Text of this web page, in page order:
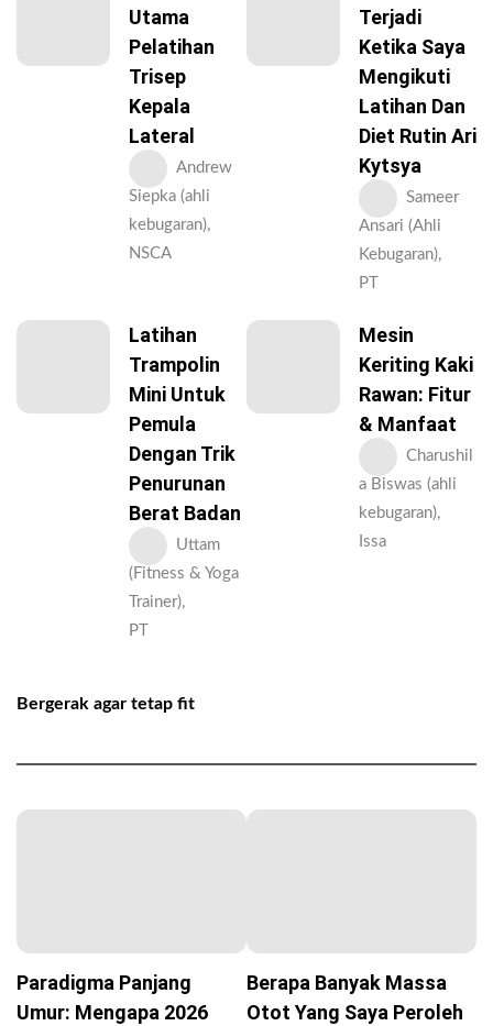
Utama
Pelatihan
Trisep
Kepala
Lateral
Andrew
Siepka (ahli
kebugaran),
NSCA
Terjadi
Ketika Saya
Mengikuti
Latihan Dan
Diet Rutin Ari
Kytsya
Sameer
Ansari (Ahli
Kebugaran),
PT
Latihan
Trampolin
Mini Untuk
Pemula
Dengan Trik
Penurunan
Berat Badan
Uttam
(Fitness & Yoga
Trainer),
PT
Mesin
Keriting Kaki
Rawan: Fitur
& Manfaat
Charushil
a Biswas (ahli
kebugaran),
Issa
Bergerak agar tetap fit
Paradigma Panjang
Umur: Mengapa 2026
Berapa Banyak Massa
Otot Yang Saya Peroleh